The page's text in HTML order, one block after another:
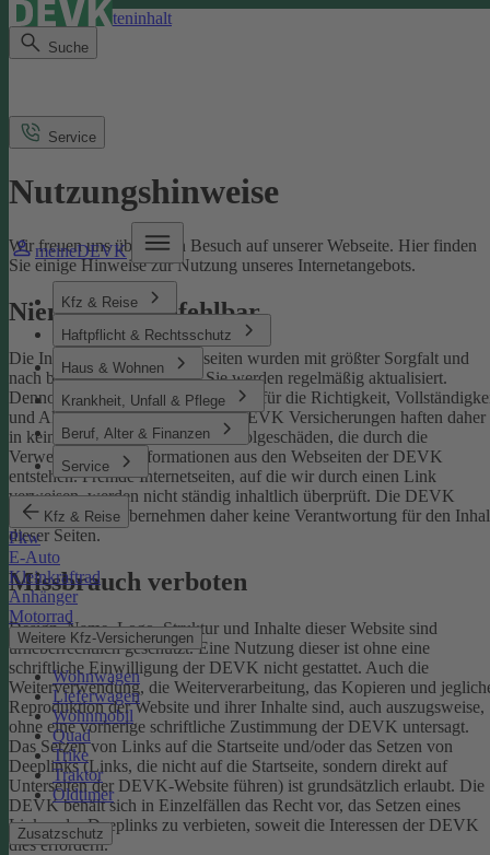
Direkt zum Seiteninhalt
Suche
meineDEVK
Kfz & Reise
Haftpflicht & Rechtsschutz
Haus & Wohnen
Krankheit, Unfall & Pflege
Beruf, Alter & Finanzen
Service
Kfz & Reise
Pkw
E-Auto
Kleinkraftrad
Anhänger
Motorrad
Weitere Kfz-Versicherungen
Wohnwagen
Lieferwagen
Wohnmobil
Quad
Trike
Traktor
Oldtimer
Zusatzschutz
Service
Nutzungshinweise
Wir freuen uns über Ihren Besuch auf unserer Webseite. Hier finden
Sie einige Hinweise zur Nutzung unseres Internetangebots.
Niemand ist unfehlbar
Die Inhalte der DEVK-Webseiten wurden mit größter Sorgfalt und
nach bestem Wissen erstellt. Sie werden regelmäßig aktualisiert.
Dennoch können wir keine Gewähr für die Richtigkeit,
und Aktualität übernehmen. Die DEVK Versicherungen haften daher
in keinem Fall für Schäden oder Folgeschäden, die durch die
Verwendung von Informationen aus den Webseiten der DEVK
entstehen. Fremde Internetseiten, auf die wir durch einen Link
verweisen, werden nicht ständig inhaltlich überprüft. Die DEVK
Versicherungen übernehmen daher keine Verantwortung für den
dieser Seiten.
Missbrauch verboten
Design, Name, Logo, Struktur und Inhalte dieser Website sind
urheberrechtlich geschützt. Eine Nutzung dieser ist ohne eine
schriftliche Einwilligung der DEVK nicht gestattet. Auch die
Weiterverwendung, die Weiterverarbeitung, das Kopieren und
Reproduktion der Website und ihrer Inhalte sind, auch auszugsweise,
ohne eine vorherige schriftliche Zustimmung der DEVK untersagt.
Das Setzen von Links auf die Startseite und/oder das Setzen von
Deeplinks (Links, die nicht auf die Startseite, sondern direkt auf
Unterseiten der DEVK-Website führen) ist grundsätzlich erlaubt. Die
DEVK behält sich in Einzelfällen das Recht vor, das Setzen eines
Links oder Deeplinks zu verbieten, soweit die Interessen der DEVK
dies erfordern.